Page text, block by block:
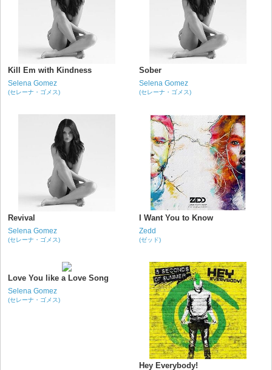
Kill Em with Kindness
Selena Gomez
(セレーナ・ゴメス)
Sober
Selena Gomez
(セレーナ・ゴメス)
Revival
Selena Gomez
(セレーナ・ゴメス)
I Want You to Know
Zedd
(ゼッド)
Love You like a Love Song
Selena Gomez
(セレーナ・ゴメス)
Hey Everybody!